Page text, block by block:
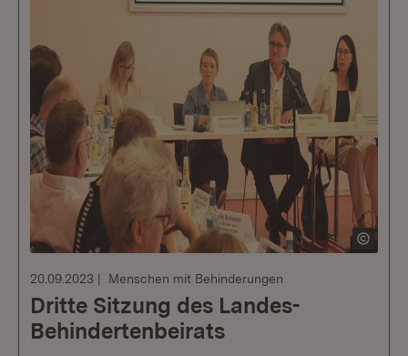
20.09.2023 Menschen mit Behinderungen
Dritte Sitzung des Landes-
Behindertenbeirats